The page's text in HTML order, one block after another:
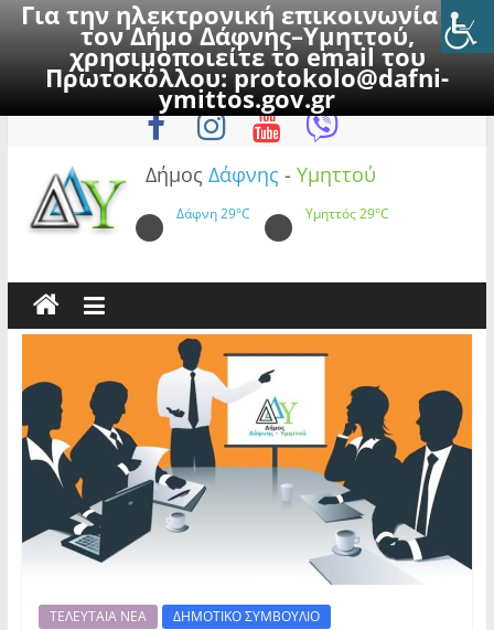
Για την ηλεκτρονική επικοινωνία με
τον Δήμο Δάφνης–Υμηττού,
χρησιμοποιείτε το email του
Πρωτοκόλλου:protokolo@dafni-
ymittos.gov.gr
to
Παρασκευή, 7 Αυγούστου 2026
Δήμος Δάφνης - Υμηττού
Δάφνη29°C Υμηττός29°C
ΤΕΛΕΥΤΑΙΑ ΝΕΑ ΔΗΜΟΤΙΚΟ ΣΥΜΒΟΥΛΙΟ